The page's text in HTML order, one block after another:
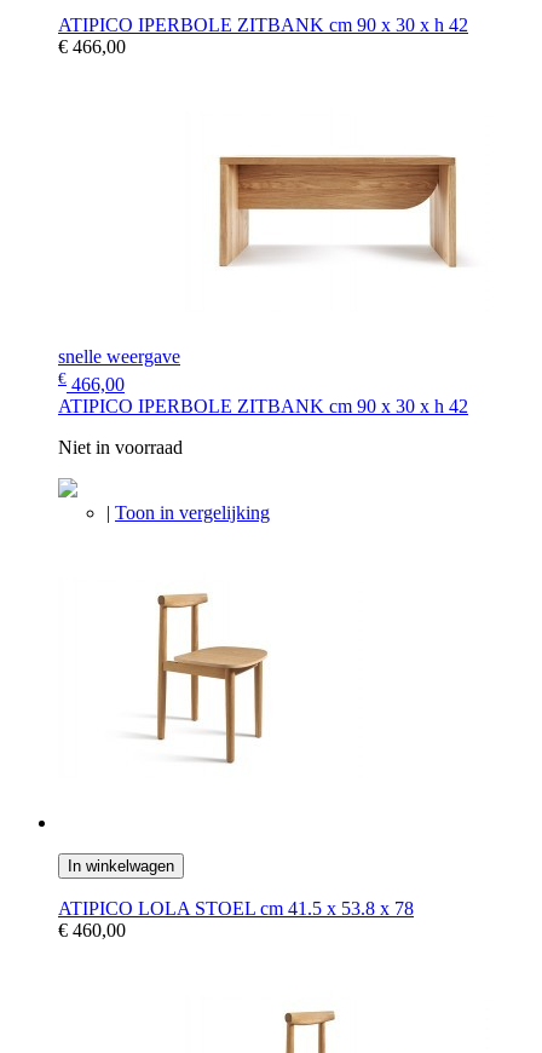
ATIPICO IPERBOLE ZITBANK cm 90 x 30 x h 42
€ 466,00
snelle weergave
€ 466,00
ATIPICO IPERBOLE ZITBANK cm 90 x 30 x h 42
Niet in voorraad
| Toon in vergelijking
In winkelwagen
ATIPICO LOLA STOEL cm 41.5 x 53.8 x 78
€ 460,00